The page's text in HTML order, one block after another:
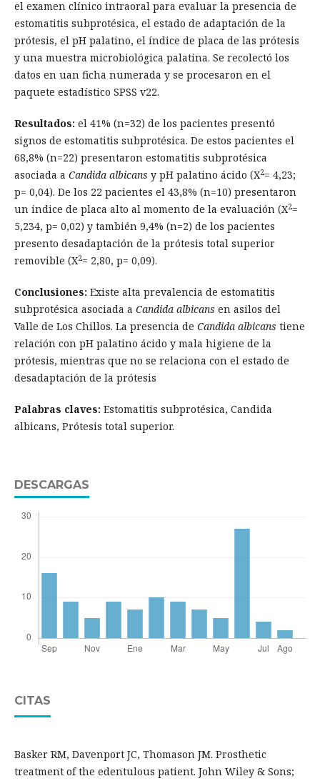
el examen clínico intraoral para evaluar la presencia de
estomatitis subprotésica, el estado de adaptación de la
prótesis, el pH palatino, el índice de placa de las prótesis
y una muestra microbiológica palatina. Se recolectó los
datos en uan ficha numerada y se procesaron en el
paquete estadístico SPSS v22.
Resultados: el 41% (n=32) de los pacientes presentó
signos de estomatitis subprotésica. De estos pacientes el
68,8% (n=22) presentaron estomatitis subprotésica
asociada a Candida albicans y pH palatino ácido (X2= 4,23;
p= 0,04). De los 22 pacientes el 43,8% (n=10) presentaron
un índice de placa alto al momento de la evaluación (X2=
5,234, p= 0,02) y también 9,4% (n=2) de los pacientes
presento desadaptación de la prótesis total superior
removible (X2= 2,80, p= 0,09).
Conclusiones: Existe alta prevalencia de estomatitis
subprotésica asociada a Candida albicans en asilos del
Valle de Los Chillos. La presencia de Candida albicans tiene
relación con pH palatino ácido y mala higiene de la
prótesis, mientras que no se relaciona con el estado de
desadaptación de la prótesis
Palabras claves: Estomatitis subprotésica, Candida
albicans, Prótesis total superior.
DESCARGAS
CITAS
Basker RM, Davenport JC, Thomason JM. Prosthetic
treatment of the edentulous patient. John Wiley & Sons;